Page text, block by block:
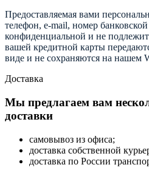
Предоставляемая вами
телефон, e-mail, номер
конфиденциальной и не
вашей кредитной карты
виде и не сохраняются на нашем
Доставка
Мы предлагаем вам
доставки
самовывоз из офиса;
доставка собственной
доставка по России